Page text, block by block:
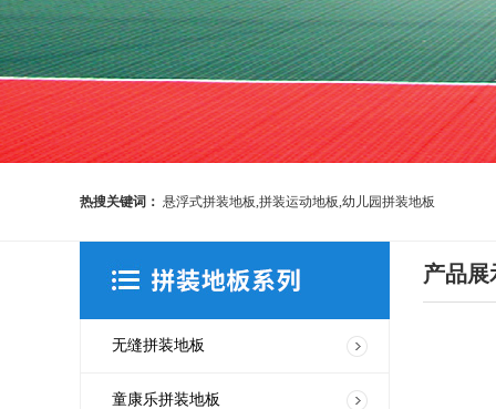
热搜关键词： 悬浮式拼装地板,拼装运动地板,幼儿园拼装地板
无缝拼装地板
童康乐拼装地板
产品展